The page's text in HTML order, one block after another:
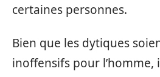
certaines personnes.
Bien que les dytiques
inoffensifs pour